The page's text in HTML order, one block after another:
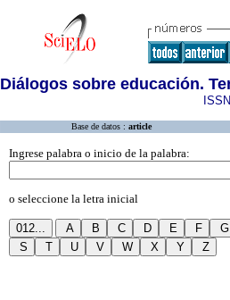
Diálogos sobre educación.
Base de datos : article
Ingrese palabra o inicio de la palabra:
o seleccione la letra inicial